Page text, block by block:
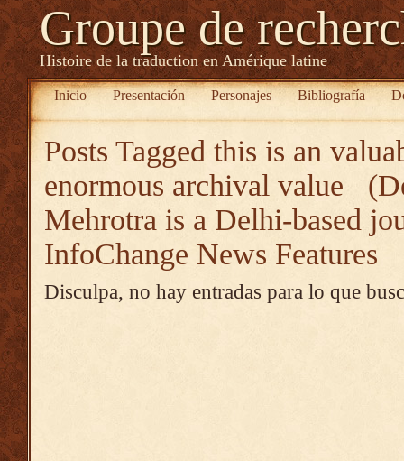
Groupe de
Histoire de la traduction en Amérique latine
Inicio Presentación Personajes Bibliografía
Posts Tagged this is an
enormous archival value
Mehrotra is a Delhi-based
InfoChange News Features
Disculpa, no hay entradas para lo que